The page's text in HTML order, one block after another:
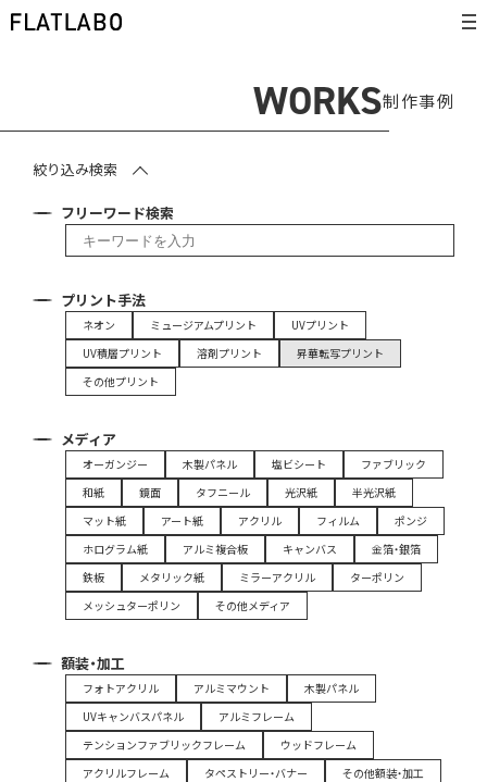
WORKS制作事例
絞り込み検索
フリーワード検索
プリント手法
ネオン ミュージアムプリント
UVプリント
UV積層プリント
溶剤プリント
昇華転写プリント
その他プリント
メディア
オーガンジー 木製パネル 塩ビシート
ファブリック
和紙
鏡面 タフニール 光沢紙
半光沢紙
マット紙
アート紙 アクリル フィルム
ポンジ
ホログラム紙
アルミ複合板 キャンバス
金箔・銀箔
鉄板
メタリック紙 ミラーアクリル
ターポリン
メッシュターポリン
その他メディア
額装・加工
フォトアクリル アルミマウント
木製パネル
UVキャンバスパネル
アルミフレーム
テンションファブリックフレーム
ウッドフレーム
アクリルフレーム
タペストリー・バナー その他額装・加工